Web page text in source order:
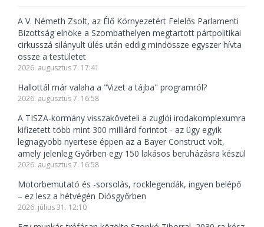
A V. Németh Zsolt, az Élő Környezetért Felelős Parlamenti
Bizottság elnöke a Szombathelyen megtartott pártpolitikai
cirkusszá silányult ülés után eddig mindössze egyszer hívta
össze a testületet
2026. augusztus 7. 17:41
Hallottál már valaha a "Vizet a tájba" programról?
2026. augusztus 7. 16:58
A TISZA-kormány visszaköveteli a zuglói irodakomplexumra
kifizetett több mint 300 milliárd forintot - az ügy egyik
legnagyobb nyertese éppen az a Bayer Construct volt,
amely jelenleg Győrben egy 150 lakásos beruházásra készül
2026. augusztus 7. 16:58
Motorbemutató és -sorsolás, rocklegendák, ingyen belépő
– ez lesz a hétvégén Diósgyőrben
2026. július 31. 12:10